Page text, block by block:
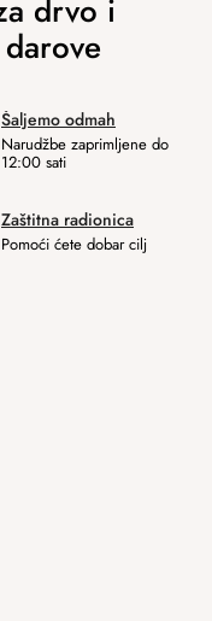
Šaljemo odmah
Narudžbe zaprimljene do
12:00 sati
Zaštitna radionica
Pomoći ćete dobar cilj